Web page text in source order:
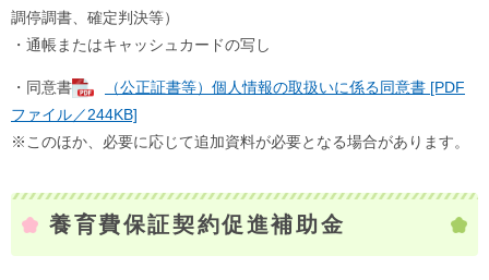
調停調書、確定判決等）
・通帳またはキャッシュカードの写し
・同意書
（公正証書等）個人情報の取扱いに係る同意書 [PDF
ファイル／244KB]
※このほか、必要に応じて追加資料が必要となる場合があります。
養育費保証契約促進補助金